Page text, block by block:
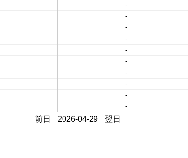
-
-
-
-
-
-
-
-
-
-
前日 2026-04-29 翌日